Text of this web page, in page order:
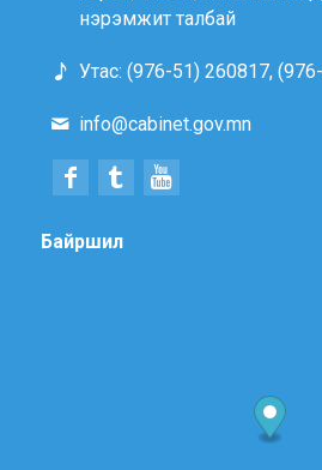
нэрэмжит талбай
Утас: (976-51) 260817,
info@cabinet.gov.mn
Байршил